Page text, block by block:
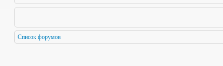
Список форумов